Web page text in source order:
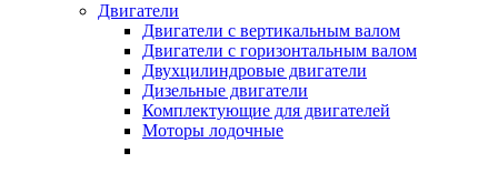
Двигатели
Двигатели с вертикальным валом
Двигатели с горизонтальным валом
Двухцилиндровые двигатели
Дизельные двигатели
Комплектующие для двигателей
Моторы лодочные